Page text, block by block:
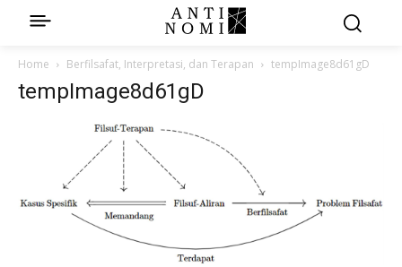
Home Berfilsafat, Interpretasi, dan Terapan tempImage8d61gD
tempImage8d61gD